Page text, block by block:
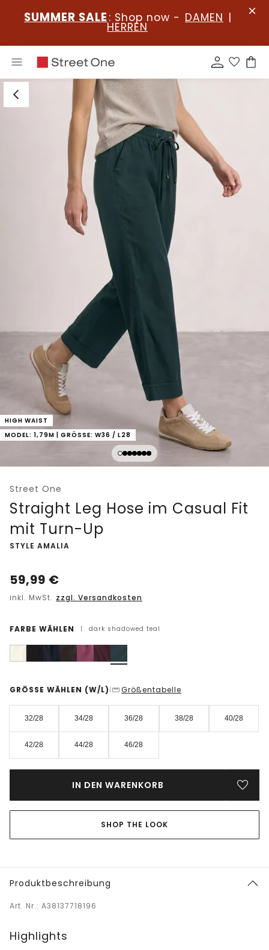
SUMMER SALE : Shop now - DAMEN |
HERREN
HIGH WAIST
MODEL: 1,79M | GRÖSSE: W36 / L28
Street One
Straight Leg Hose im Casual Fit
mit Turn-Up
-
STYLE AMALIA
59,99 €
inkl. MwSt. zzgl. Versandkosten
FARBE WÄHLEN | dark shadowed teal
GRÖSSE WÄHLEN (W/L) | Größentabelle
32/28 34/28 36/28 38/28 40/28
42/28 44/28 46/28
IN DEN WARENKORB
SHOP THE LOOK
Produktbeschreibung
Art. Nr.: A38137718196
Highlights